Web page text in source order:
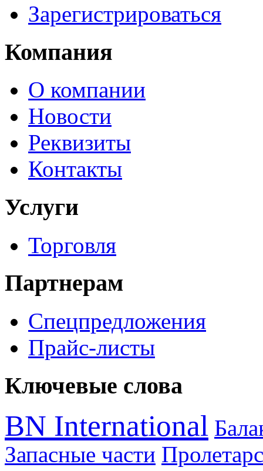
Зарегистрироваться
Компания
О компании
Новости
Реквизиты
Контакты
Услуги
Торговля
Партнерам
Спецпредложения
Прайс-листы
Ключевые слова
BN International
Запасные части